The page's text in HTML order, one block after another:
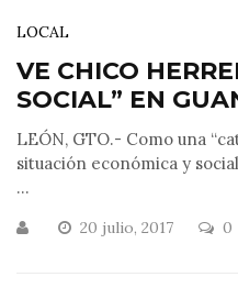
LOCAL
VE CHICO
SOCIAL” EN
LEÓN, GTO.- Como una
situación económica y
...
20 julio, 2017 0